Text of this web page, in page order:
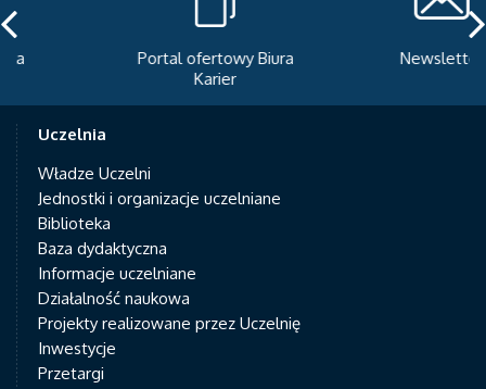
Portal ofertowy Biura
Uczelnia
Władze Uczelni
Jednostki i organizacje uczelniane
Biblioteka
Baza dydaktyczna
Informacje uczelniane
Działalność naukowa
Projekty realizowane przez Uczelnię
Inwestycje
Przetargi